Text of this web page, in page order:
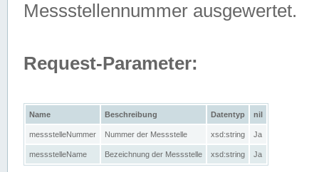
Messstellennummer ausgewertet.
Request-Parameter:
Name Beschreibung Datentyp nil
messstelleNummer Nummer der Messstelle xsd:string Ja
messstelleName Bezeichnung der Messstelle xsd:string Ja